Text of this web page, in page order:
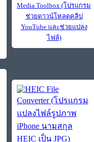
Media Toolbox (โปรแกรม
ช่วยดาวน์โหลดคลิป
YouTube และช่วยแปลง
ไฟล์)